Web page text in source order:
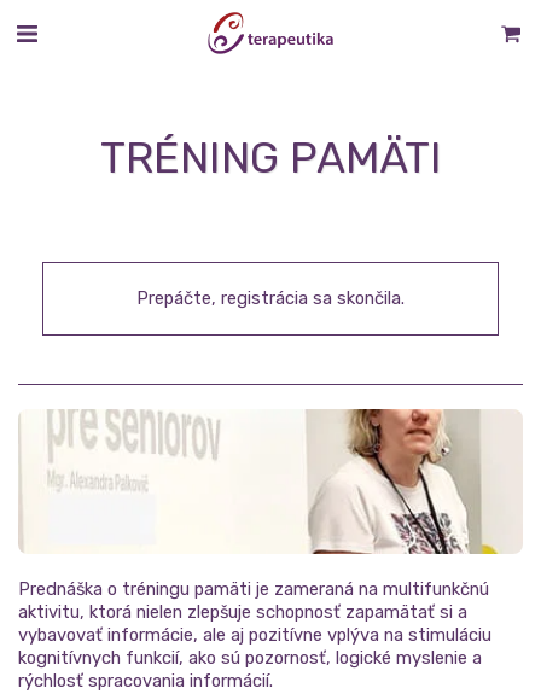
TRÉNING PAMÄTI
Prepáčte, registrácia sa skončila.
Prednáška o tréningu pamäti je zameraná na multifunkčnú
aktivitu, ktorá nielen zlepšuje schopnosť zapamätať si a
vybavovať informácie, ale aj pozitívne vplýva na stimuláciu
kognitívnych funkcií, ako sú pozornosť, logické myslenie a
rýchlosť spracovania informácií.